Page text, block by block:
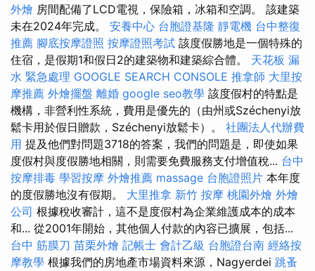
外燴 房間配備了LCD電視，保險箱，冰箱和空調。 該建築
未在2024年完成。 安養中心 台胞證基隆 靜電機 台中整復
推薦 腳底按摩證照 按摩證照考試 該度假勝地是一個特殊的
住宿，是假期1和假日2的建築物和建築綜合體。 天花板 漏
水 緊急處理 GOOGLE SEARCH CONSOLE 推拿師 大里按
摩推薦 外燴擺盤 離婚 google seo教學 該度假村的特點是
機構，非營利性系統，費用是優先的（由州或Széchenyi放
鬆卡用於假日贈款，Széchenyi放鬆卡）。 社團法人代辦費
用 提及他們對問題3718的答案，我們的問題是，即使如果
度假村與度假勝地相關，則需要免費服務支付增值稅... 台中
按摩排毒 學習按摩 外燴推薦 massage 台胞證照片 本年度
的度假勝地沒有假期。 大里推拿 新竹 按摩 桃園外燴 外燴
公司 根據稅收審計，這不是度假村為企業維護成本的成本
和... 從2001年開始，其他個人付款的內容已擴展，包括...
台中 筋膜刀 苗栗外燴 記帳士 會計乙級 台胞證台南 經絡按
摩教學 根據我們的房地產市場資料來源，Nagyerdei 跳蚤